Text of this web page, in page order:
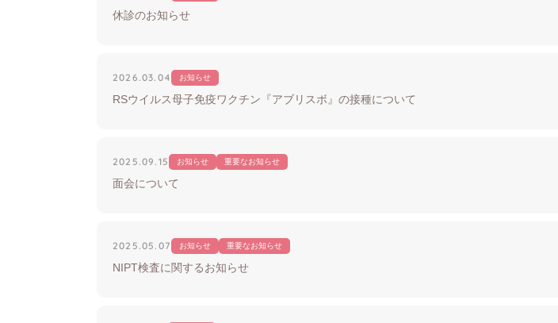
休診のお知らせ
2026.03.04 お知らせ
RSウイルス母子免疫ワクチン『アブリスボ』の接種について
2025.09.15 お知らせ 重要なお知らせ
面会について
2025.05.07 お知らせ 重要なお知らせ
NIPT検査に関するお知らせ